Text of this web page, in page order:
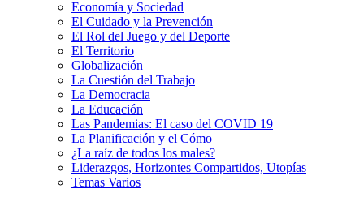
Economía y Sociedad
El Cuidado y la Prevención
El Rol del Juego y del Deporte
El Territorio
Globalización
La Cuestión del Trabajo
La Democracia
La Educación
Las Pandemias: El caso del COVID 19
La Planificación y el Cómo
¿La raíz de todos los males?
Liderazgos, Horizontes Compartidos, Utopías
Temas Varios